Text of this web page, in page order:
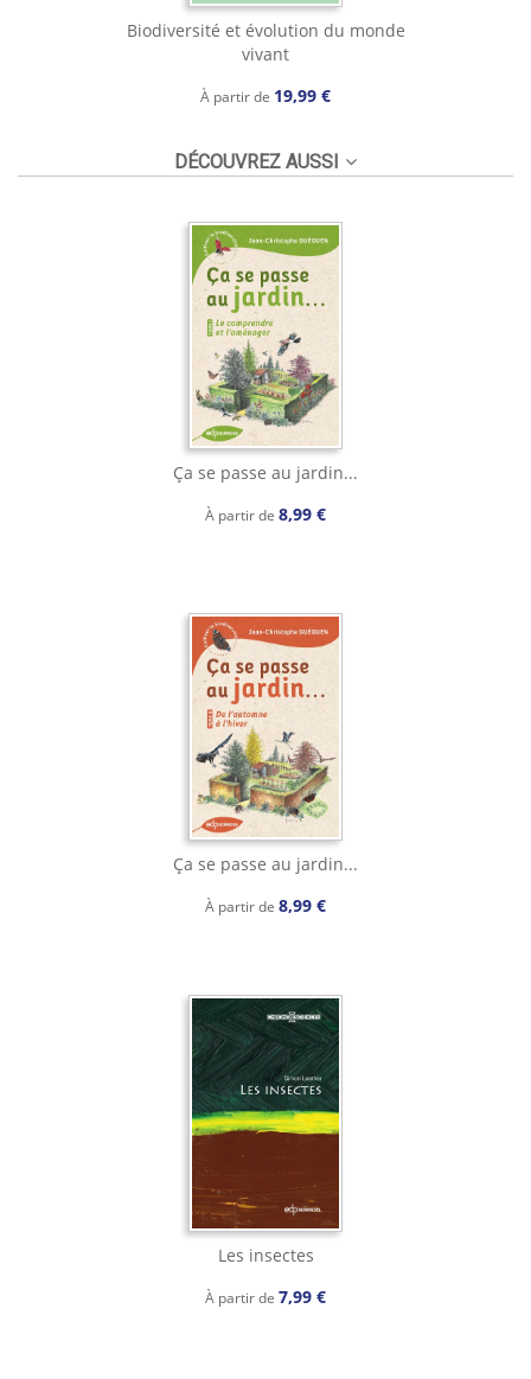
Biodiversité et évolution du monde
vivant
À partir de 19,99 €
DÉCOUVREZ AUSSI
Ça se passe au jardin...
À partir de 8,99 €
Ça se passe au jardin...
À partir de 8,99 €
Les insectes
À partir de 7,99 €